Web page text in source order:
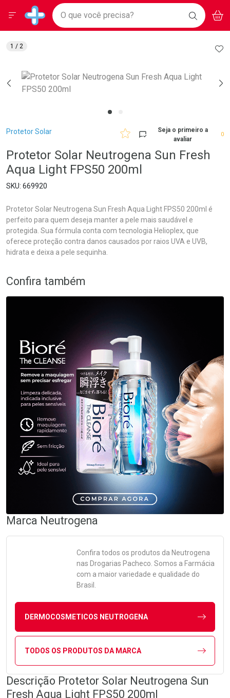
Drogarias Pacheco
Baixe nosso APP e aproveite Ofertas Exclusivas!
BAIXE
O APP
Ir direto para a home
pela página
Ir direto para o conteúdo
Ir direto para a busca
Ir direto para a conta
Ir direto para a notificações
Ir direto para o carrinho
Ir direto para o menu
Faça a sua busca
O que você precisa? BUSCAR
Menu
Breadcrumb
Protetor Solar
Seja o primeiro a
avaliar
0
Protetor Solar Neutrogena Sun Fresh
Aqua Light FPS50 200ml
669920
Protetor Solar Neutrogena Sun Fresh Aqua Light FPS50 200ml é
perfeito para quem deseja manter a pele mais saudável e
protegida. Sua fórmula conta com tecnologia Helioplex, que
oferece proteção contra danos causados por raios UVA e UVB,
hidrata e deixa a pele sequinha.
1 / 2
Confira também
Marca Neutrogena
Confira todos os produtos da Neutrogena
nas Drogarias Pacheco. Somos a Farmácia
com a maior variedade e qualidade do
Brasil.
DERMOCOSMETICOS NEUTROGENA
TODOS OS PRODUTOS DA MARCA
Descrição Protetor Solar Neutrogena Sun
Fresh Aqua Light FPS50 200ml